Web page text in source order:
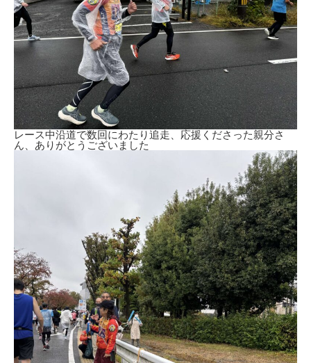
レース中沿道で数回にわたり追走、応援くださった親分さ
ん、ありがとうございました